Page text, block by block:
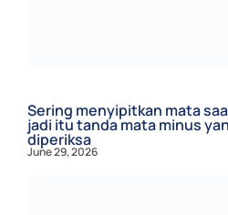
Sering menyipitkan mata
jadi itu tanda mata minus
diperiksa
June 29, 2026